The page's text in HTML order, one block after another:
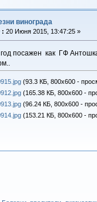
винограда
: 20 Июня 2015, 13:47:25 »
посажен как ГФ
(93.3 КБ, 800x600 -
(165.38 КБ, 800x600 -
(96.24 КБ, 800x600 -
(153.21 КБ, 800x600 -